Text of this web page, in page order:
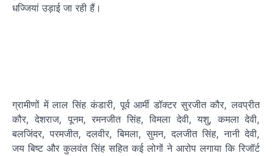
धज्जियां उड़ाई जा रही हैं।
ग्रामीणों में लाल सिंह कंडारी, पूर्व आर्मी डॉक्टर सुरजीत कौर, लवप्रीत
कौर, देशराज, पूनम, रमनजीत सिंह, विमला देवी, यशु, कमला देवी,
बलजिंदर, परमजीत, दलवीर, बिमला, सुमन, दलजीत सिंह, नानी देवी,
जय बिष्ट और कुलवंत सिंह सहित कई लोगों ने आरोप लगाया कि रिजॉर्ट